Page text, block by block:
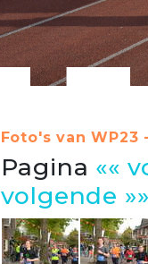
Foto's van WP23
Pagina ««
volgende »»